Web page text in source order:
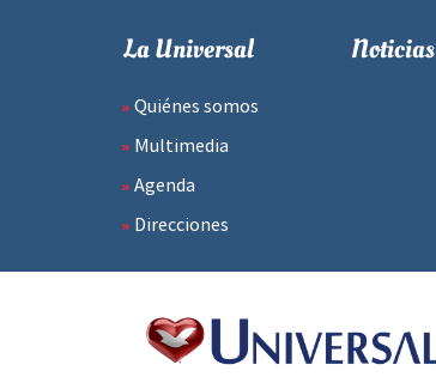
La Universal
Quiénes somos
Multimedia
Agenda
Direcciones
Noticias